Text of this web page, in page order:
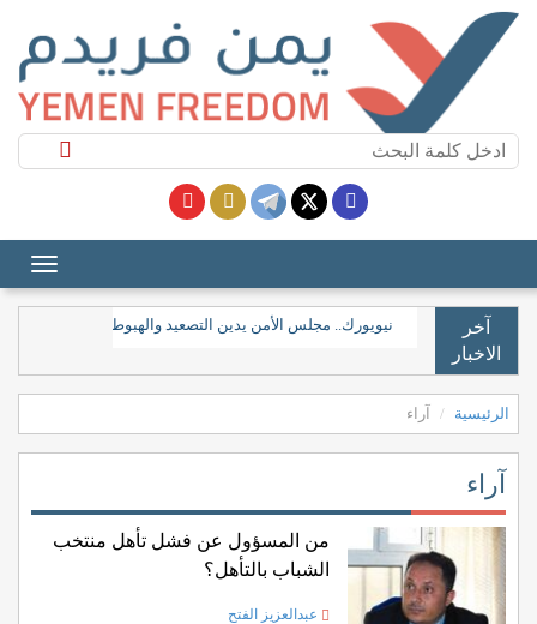
آخر
الاخبار
نيويورك.. مجلس الأمن يدين التصعيد والهبوط "غير المصرح
الرئيسية آراء
آراء
من المسؤول عن فشل تأهل منتخب
الشباب بالتأهل؟
عبدالعزيز الفتح